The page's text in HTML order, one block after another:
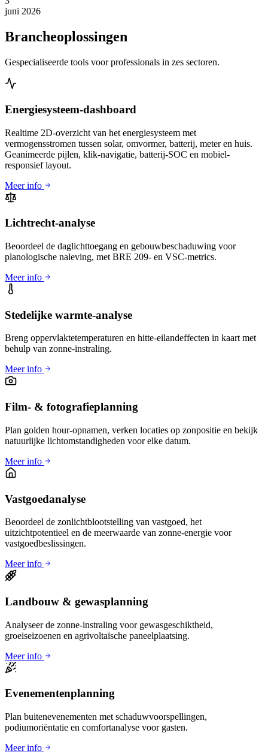
juni 2026
Brancheoplossingen
Gespecialiseerde tools voor professionals in zes sectoren.
Energiesysteem-dashboard
Realtime 2D-overzicht van het energiesysteem met
vermogensstromen tussen solar, omvormer, batterij, meter en huis.
Geanimeerde pijlen, klik-navigatie, batterij-SOC en mobiel-
responsief layout.
Meer info
Lichtrecht-analyse
Beoordeel de daglichttoegang en gebouwbeschaduwing voor
planologische naleving, met BRE 209- en VSC-metrics.
Meer info
Stedelijke warmte-analyse
Breng oppervlaktetemperaturen en hitte-eilandeffecten in kaart met
behulp van zonne-instraling.
Meer info
Film- & fotografieplanning
Plan golden hour-opnamen, verken locaties op zonpositie en bekijk
natuurlijke lichtomstandigheden voor elke datum.
Meer info
Vastgoedanalyse
Beoordeel de zonlichtblootstelling van vastgoed, het
uitzichtpotentieel en de meerwaarde van zonne-energie voor
vastgoedbeslissingen.
Meer info
Landbouw & gewasplanning
Analyseer de zonne-instraling voor gewasgeschiktheid,
groeiseizoenen en agrivoltaïsche paneelplaatsing.
Meer info
Evenementenplanning
Plan buitenevenementen met schaduwvoorspellingen,
podiumoriëntatie en comfortanalyse voor gasten.
Meer info